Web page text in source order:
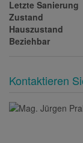
Letzte Sanierung
Zustand
Hauszustand
Beziehbar
Kontaktieren